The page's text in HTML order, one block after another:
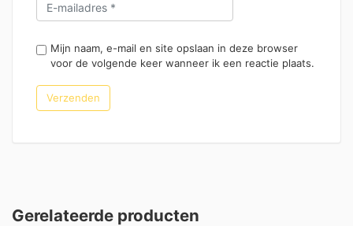
Mijn naam, e-mail en site opslaan in deze browser
voor de volgende keer wanneer ik een reactie plaats.
Gerelateerde producten